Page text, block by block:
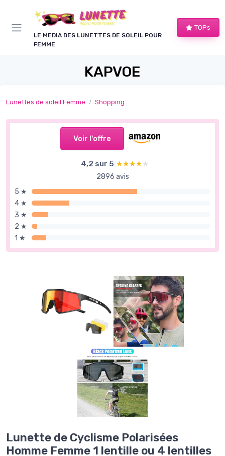
LE MEDIA DES LUNETTES DE SOLEIL POUR
FEMME
TOPs
KAPVOE
Lunettes de soleil Femme Shopping
Voir l'offre
4,2 sur 5 ★★★★★
★★★★★
2896 avis
5 ★
4 ★
3 ★
2 ★
1 ★
Lunette de Cyclisme Polarisées
Homme Femme 1 lentille ou 4 lentilles